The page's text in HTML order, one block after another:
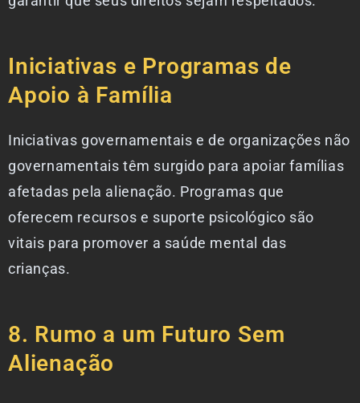
Iniciativas e Programas de
Apoio à Família
Iniciativas governamentais e de organizações não
governamentais têm surgido para apoiar famílias
afetadas pela alienação. Programas que
oferecem recursos e suporte psicológico são
vitais para promover a saúde mental das
crianças.
8. Rumo a um Futuro Sem
Alienação